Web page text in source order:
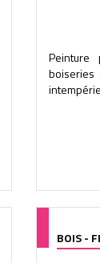
boiseries
BOIS -